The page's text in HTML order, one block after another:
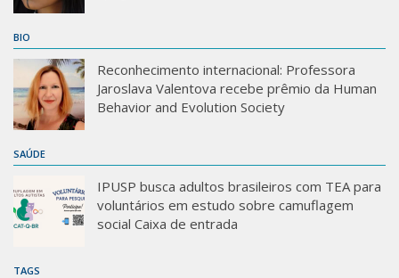
BIO
Reconhecimento internacional: Professora
Jaroslava Valentova recebe prêmio da Human
Behavior and Evolution Society
SAÚDE
IPUSP busca adultos brasileiros com TEA para
voluntários em estudo sobre camuflagem
social Caixa de entrada
TAGS